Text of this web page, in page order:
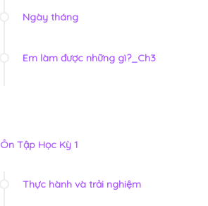
Ngày tháng
Em làm được những gì?_Ch3
Ôn Tập Học Kỳ 1
Thực hành và trải nghiệm